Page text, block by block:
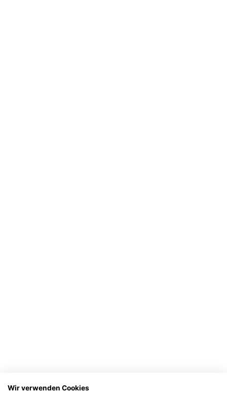
Wir verwenden Cookies